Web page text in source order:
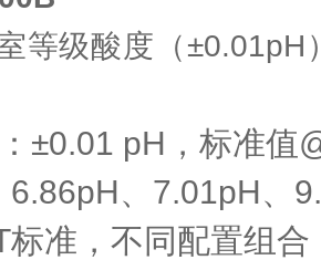
等级酸度（±0.01pH
： ±0.01 pH， 标准值
6.86pH、7.01pH、
标准，不同配置组